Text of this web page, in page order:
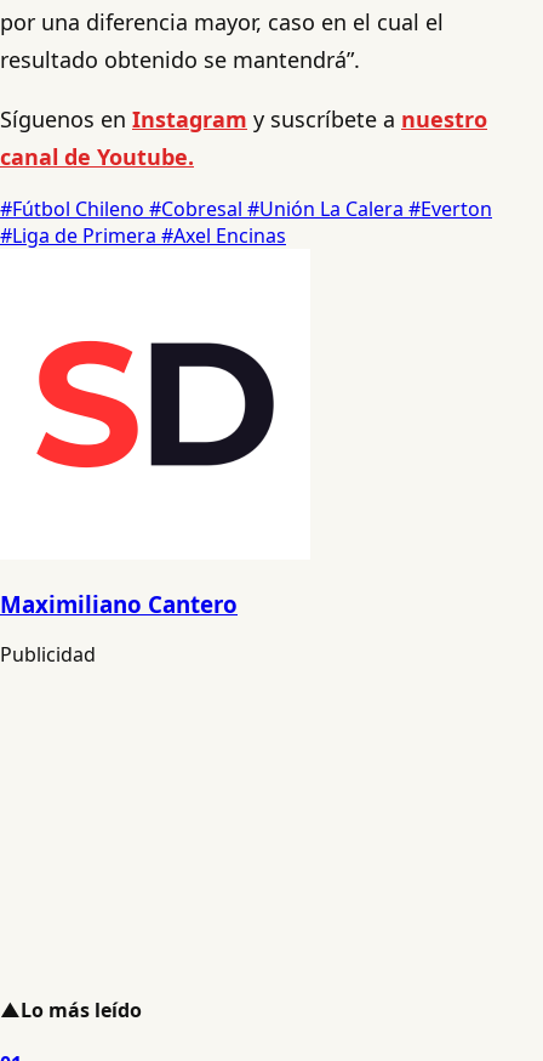
por una diferencia mayor, caso en el cual el
resultado obtenido se mantendrá”.
Síguenos en Instagram y suscríbete a nuestro
canal de Youtube.
#Fútbol Chileno #Cobresal #Unión La Calera #Everton
#Liga de Primera #Axel Encinas
Maximiliano Cantero
Publicidad
▲Lo más leído